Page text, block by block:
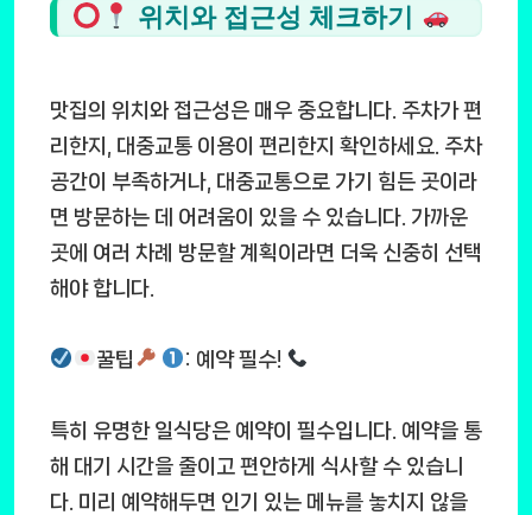
위치와 접근성 체크하기
맛집의 위치와 접근성은 매우 중요합니다. 주차가 편
리한지, 대중교통 이용이 편리한지 확인하세요. 주차
공간이 부족하거나, 대중교통으로 가기 힘든 곳이라
면 방문하는 데 어려움이 있을 수 있습니다. 가까운
곳에 여러 차례 방문할 계획이라면 더욱 신중히 선택
해야 합니다.
꿀팁 : 예약 필수!
특히 유명한 일식당은 예약이 필수입니다. 예약을 통
해 대기 시간을 줄이고 편안하게 식사할 수 있습니
다. 미리 예약해두면 인기 있는 메뉴를 놓치지 않을